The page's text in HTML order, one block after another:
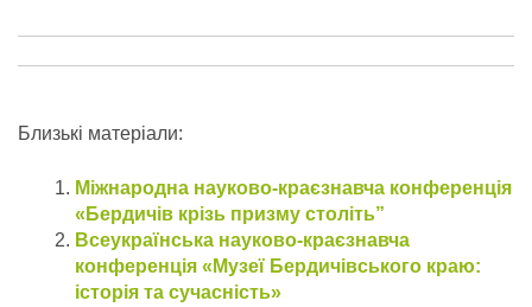
Близькі матеріали:
Міжнародна науково-краєзнавча конференція
«Бердичів крізь призму століть”
Всеукраїнська науково-краєзнавча
конференція «Музеї Бердичівського краю:
історія та сучасність»